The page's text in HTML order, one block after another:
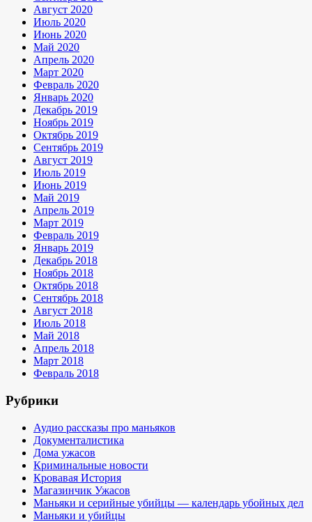
Август 2020
Июль 2020
Июнь 2020
Май 2020
Апрель 2020
Март 2020
Февраль 2020
Январь 2020
Декабрь 2019
Ноябрь 2019
Октябрь 2019
Сентябрь 2019
Август 2019
Июль 2019
Июнь 2019
Май 2019
Апрель 2019
Март 2019
Февраль 2019
Январь 2019
Декабрь 2018
Ноябрь 2018
Октябрь 2018
Сентябрь 2018
Август 2018
Июль 2018
Май 2018
Апрель 2018
Март 2018
Февраль 2018
Рубрики
Аудио рассказы про маньяков
Документалистика
Дома ужасов
Криминальные новости
Кровавая История
Магазинчик Ужасов
Маньяки и серийные убийцы — календарь убойных дел
Маньяки и убийцы